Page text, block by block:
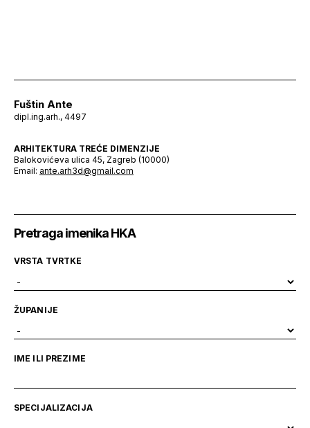
Fuštin Ante
dipl.ing.arh., 4497
ARHITEKTURA TREĆE DIMENZIJE
Balokovićeva ulica 45, Zagreb (10000)
Email: ante.arh3d@gmail.com
Pretraga imenika HKA
VRSTA TVRTKE
ŽUPANIJE
IME ILI PREZIME
SPECIJALIZACIJA